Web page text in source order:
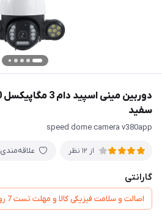
سفید
speed dome camera v380app
از 12 نظر علاقه‌مندی
گارانتی
اصالت و سلامت فیزیکی کالا و مهلت تست 7 روزه